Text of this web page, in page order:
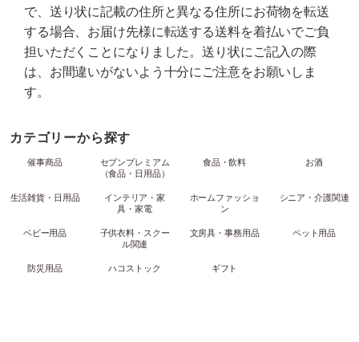
で、送り状に記載の住所と異なる住所にお荷物を転送
する場合、お届け先様に転送する送料を着払いでご負
担いただくことになりました。送り状にご記入の際
は、お間違いがないよう十分にご注意をお願いしま
す。
カテゴリーから探す
催事商品
セブンプレミアム
（食品・日用品）
食品・飲料 お酒
生活雑貨・日用品
インテリア・家
具・家電
ホームファッショ
ン
シニア・介護関連
ベビー用品
子供衣料・スクー
ル関連
文房具・事務用品 ペット用品
防災用品 ハコストック ギフト